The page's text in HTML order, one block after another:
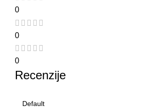
0
0
0
Recenzije